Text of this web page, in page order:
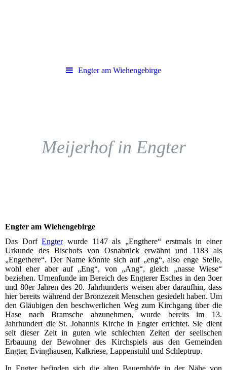
Engter am Wiehengebirge
Meijerhof in Engter
Engter am Wiehengebirge
Das DorfEngterwurde 1147 als „Engthere“ erstmals in einer
Urkunde des Bischofs von Osnabrück erwähnt und 1183 als
„Engethere“. Der Name könnte sich auf „eng“, also enge Stelle,
wohl eher aber auf „Eng“, von „Ang“, gleich „nasse Wiese“
beziehen. Urnenfunde im Bereich des Engterer Esches in den 3oer
und 80er Jahren des 20. Jahrhunderts weisen aber daraufhin, dass
hier bereits während der Bronzezeit Menschen gesiedelt haben. Um
den Gläubigen den beschwerlichen Weg zum Kirchgang über die
Hase nach Bramsche abzunehmen, wurde bereits im 13.
Jahrhundert die St. Johannis Kirche in Engter errichtet. Sie dient
seit dieser Zeit in guten wie schlechten Zeiten der seelischen
Erbauung der Bewohner des Kirchspiels aus den Gemeinden
Engter, Evinghausen, Kalkriese, Lappenstuhl und Schleptrup.